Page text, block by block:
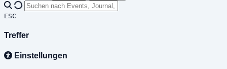
ESC
Treffer
Einstellungen